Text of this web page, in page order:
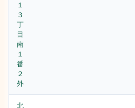
１
３
丁
目
南
１
番
２
外
北